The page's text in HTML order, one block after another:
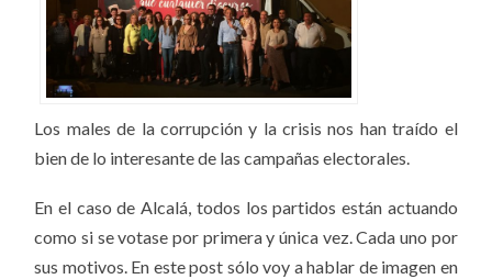
Los males de la corrupción y la crisis nos han traído el
bien de lo interesante de las campañas electorales.
En el caso de Alcalá, todos los partidos están actuando
como si se votase por primera y única vez. Cada uno por
sus motivos. En este post sólo voy a hablar de imagen en